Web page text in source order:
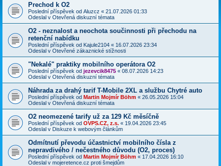
Prechod k O2
Poslední příspěvek od Aluzcz « 21.07.2026 01:33
Odeslal v Otevřená diskuzní témata
O2 - neznalost a neochota součinnosti při přechodu na
retenční nabídku
Poslední příspěvek od Kajule2104 « 16.07.2026 23:34
Odeslal v Otevřené zákaznické stížnosti
"Nekalé" praktiky mobilního operátora O2
Poslední příspěvek od jezevcik8475 « 08.07.2026 14:23
Odeslal v Otevřená diskuzní témata
Náhrada za drahý tarif T-Mobile 2XL a službu Chytré auto
Poslední příspěvek od Martin Mojmír Böhm « 26.05.2026 15:04
Odeslal v Otevřená diskuzní témata
O2 neomezené tarify už za 129 Kč měsíčně
Poslední příspěvek od OVPS.CZ, z.s. « 19.04.2026 23:45
Odeslal v Diskuze k webovým článkům
Odmítnutí převodu účastnictví mobilního čísla z
nepravdivého / nečestného důvodu (O2, proces)
Poslední příspěvek od Martin Mojmír Böhm « 17.04.2026 16:10
Odeslal v mojeretence.cz proti šmejdům